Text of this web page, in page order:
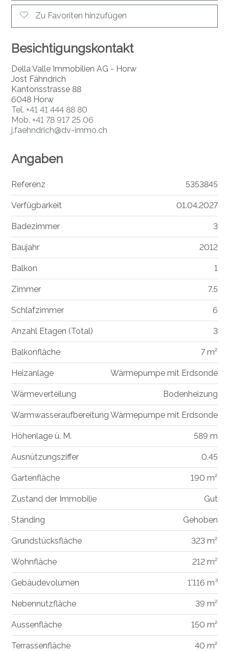
Zu Favoriten hinzufügen
Besichtigungskontakt
Della Valle Immobilien AG - Horw
Jost Fähndrich
Kantonsstrasse 88
6048 Horw
Tel. +41 41 444 88 80
Mob. +41 78 917 25 06
j.faehndrich@dv-immo.ch
Angaben
Referenz 5353845
Verfügbarkeit 01.04.2027
Badezimmer 3
Baujahr 2012
Balkon 1
Zimmer 7.5
Schlafzimmer 6
Anzahl Etagen (Total) 3
Balkonfläche 7 m²
Heizanlage Wärmepumpe mit Erdsonde
Wärmeverteilung Bodenheizung
Warmwasseraufbereitung Wärmepumpe mit Erdsonde
Höhenlage ü. M. 589 m
Ausnützungsziffer 0.45
Gartenfläche 190 m²
Zustand der Immobilie Gut
Standing Gehoben
Grundstücksfläche 323 m²
Wohnfläche 212 m²
Gebäudevolumen 1'116 m³
Nebennutzfläche 39 m²
Aussenfläche 150 m²
Terrassenfläche 40 m²